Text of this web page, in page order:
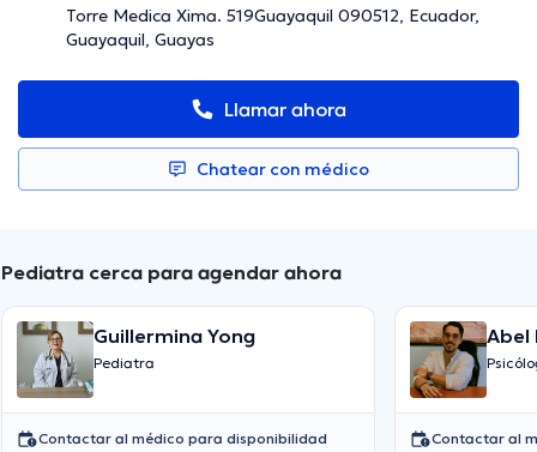
Torre Medica Xima. 519Guayaquil 090512, Ecuador,
Guayaquil, Guayas
Llamar ahora
Chatear con médico
Pediatra cerca para agendar ahora
Guillermina Yong
Pediatra
Contactar al médico para disponibilidad
Abel
Contactar al